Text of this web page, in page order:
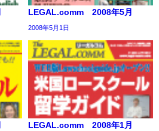
LEGAL.comm 2008年5月
2008年5月1日
LEGAL.comm 2008年1月